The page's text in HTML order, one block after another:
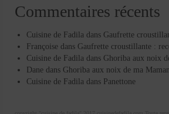
Commentaires récents
Cuisine de Fadila dans Gaufrette
Françoise dans Gaufrette croustillante :
Cuisine de Fadila dans Ghoriba aux noix
Dane dans Ghoriba aux noix de ma
Cuisine de Fadila dans Panettone